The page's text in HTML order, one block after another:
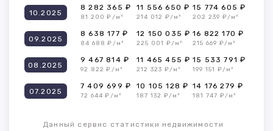
10.2025
8 282 365 ₽
81 200 ₽/м²
11 556 650 ₽
214 012 ₽/м²
15 774 605 ₽
202 239 ₽/м²
09.2025
8 638 177 ₽
84 688 ₽/м²
12 150 035 ₽
225 001 ₽/м²
16 822 170 ₽
215 669 ₽/м²
08.2025
9 467 814 ₽
92 822 ₽/м²
11 465 455 ₽
212 323 ₽/м²
15 533 791 ₽
199 151 ₽/м²
07.2025
7 409 699 ₽
72 644 ₽/м²
10 105 128 ₽
187 132 ₽/м²
14 176 279 ₽
181 747 ₽/м²
Данный сервис статистики недвижимости